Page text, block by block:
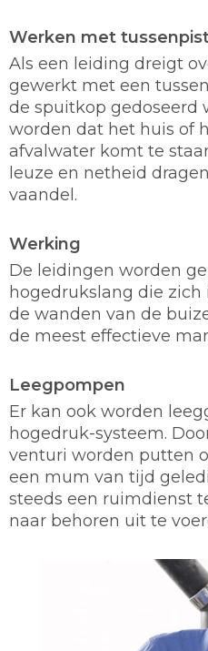
Werken met
Als een leiding dreigt
gewerkt met een
de spuitkop gedoseerd
worden dat het huis of
afvalwater komt te
leuze en netheid
vaandel.
Werking
De leidingen worden
hogedrukslang die
de wanden van de
de meest effectieve
Leegpompen
Er kan ook worden
hogedruk-systeem.
venturi worden putten
een mum van tijd
steeds een ruimdienst
naar behoren uit te